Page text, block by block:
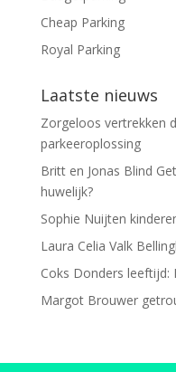
Cheap Parking
Royal Parking
Laatste nieuws
Zorgeloos vertrekken
parkeeroplossing
Britt en Jonas Blind
huwelijk?
Sophie Nuijten
Laura Celia Valk
Coks Donders leeftijd:
Margot Brouwer